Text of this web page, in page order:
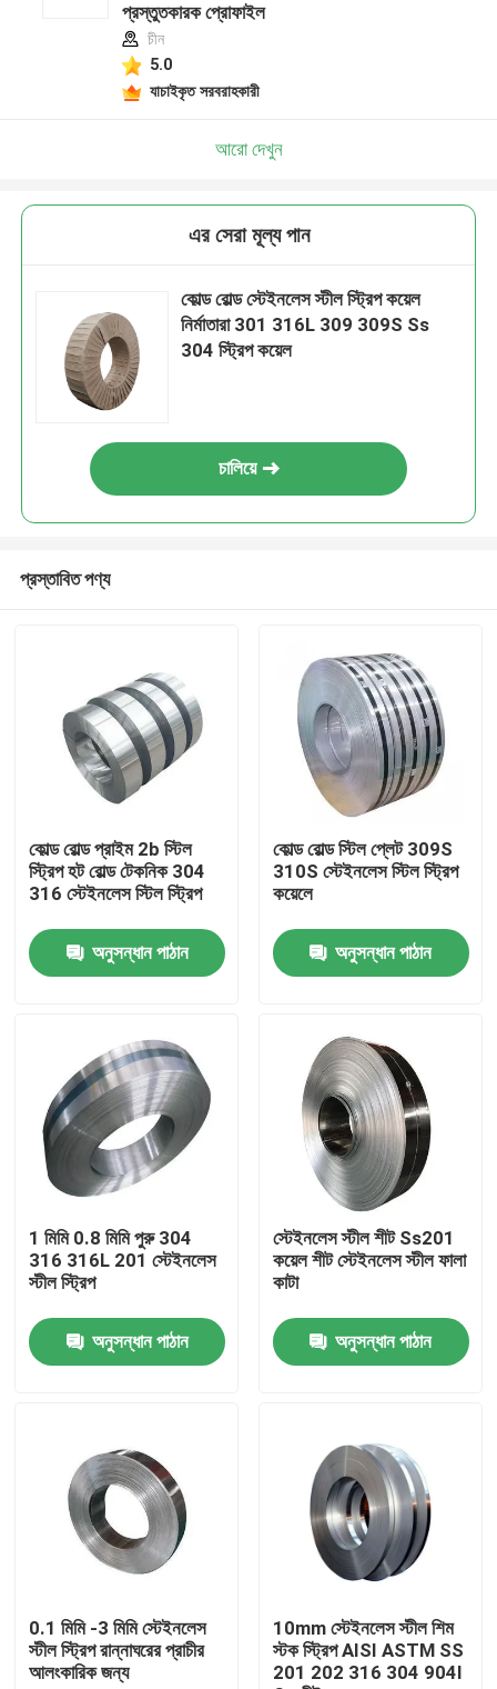
পণ্য
আমাদের সম্পর্কে
কারখানা ভ্রমণ
মান নিয়ন্ত্রণ
উদ্ধৃতির জন্য আবেদন
স্টেইনলেস স্টীল প্লেট শীট
প্রস্তুতকারক প্রোফাইল
চীন
5.0
যাচাইকৃত সরবরাহকারী
আরো দেখুন
এর সেরা মূল্য পান
কোল্ড রোল্ড স্টেইনলেস স্টীল স্ট্রিপ কয়েল
নির্মাতারা 301 316L 309 309S Ss
304 স্ট্রিপ কয়েল
চালিয়ে
প্রস্তাবিত পণ্য
কোল্ড রোল্ড প্রাইম 2b স্টিল
স্ট্রিপ হট রোল্ড টেকনিক 304
316 স্টেইনলেস স্টিল স্ট্রিপ
অনুসন্ধান পাঠান
কোল্ড রোল্ড স্টিল প্লেট 309S
310S স্টেইনলেস স্টিল স্ট্রিপ
কয়েলে
অনুসন্ধান পাঠান
1 মিমি 0.8 মিমি পুরু 304
316 316L 201 স্টেইনলেস
স্টীল স্ট্রিপ
অনুসন্ধান পাঠান
স্টেইনলেস স্টীল শীট Ss201
কয়েল শীট স্টেইনলেস স্টীল ফালা
কাটা
অনুসন্ধান পাঠান
0.1 মিমি -3 মিমি স্টেইনলেস
স্টীল স্ট্রিপ রান্নাঘরের প্রাচীর
আলংকারিক জন্য
10mm স্টেইনলেস স্টীল শিম
স্টক স্ট্রিপ AISI ASTM SS
201 202 316 304 904l